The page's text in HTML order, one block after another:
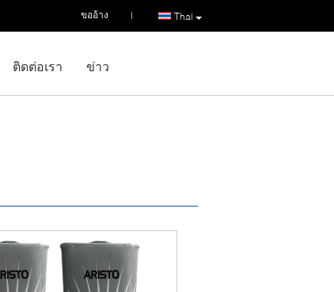
Thai
ขออ้าง |
ติดต่อเรา ข่าว